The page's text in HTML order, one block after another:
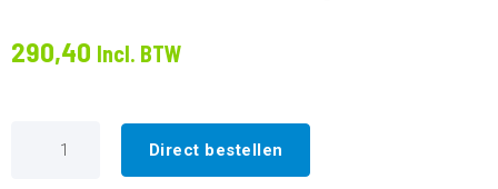
290,40 Incl. BTW
NaverbrandingsplaatDirect bestellen